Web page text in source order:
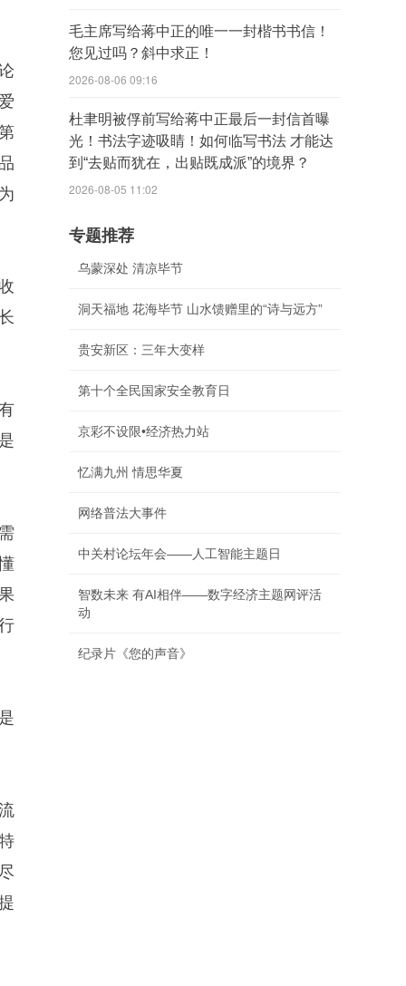
毛主席写给蒋中正的唯一一封楷书书信！
您见过吗？斜中求正！
2026-08-06 09:16
杜聿明被俘前写给蒋中正最后一封信首曝
光！书法字迹吸睛！如何临写书法 才能达
到“去贴而犹在，出贴既成派”的境界？
2026-08-05 11:02
专题推荐
乌蒙深处 清凉毕节
洞天福地 花海毕节 山水馈赠里的“诗与远方”
贵安新区：三年大变样
第十个全民国家安全教育日
京彩不设限•经济热力站
忆满九州 情思华夏
网络普法大事件
中关村论坛年会——人工智能主题日
智数未来 有AI相伴——数字经济主题网评活
动
纪录片《您的声音》